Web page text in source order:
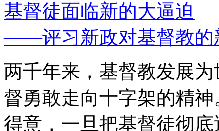
基督徒面临新的大逼迫
——评习新政对基督教的
两千年来，基督教发展
督勇敢走向十字架的精
得意，一旦把基督徒彻